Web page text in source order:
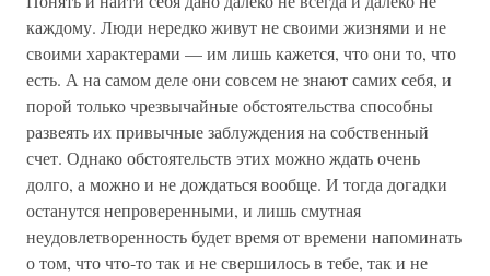
каждому. Люди нередко живут не своими жизнями и не
своими характерами — им лишь кажется, что они то, что
есть. А на самом деле они совсем не знают самих себя, и
порой только чрезвычайные обстоятельства способны
развеять их привычные заблуждения на собственный
счет. Однако обстоятельств этих можно ждать очень
долго, а можно и не дождаться вообще. И тогда догадки
останутся непроверенными, и лишь смутная
неудовлетворенность будет время от времени напоминать
о том, что что-то так и не свершилось в тебе, так и не